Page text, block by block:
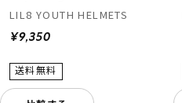
LIL8 YOUTH HELMETS
¥9,350